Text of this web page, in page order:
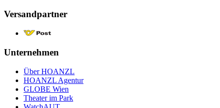
Versandpartner
Unternehmen
Über HOANZL
HOANZL Agentur
GLOBE Wien
Theater im Park